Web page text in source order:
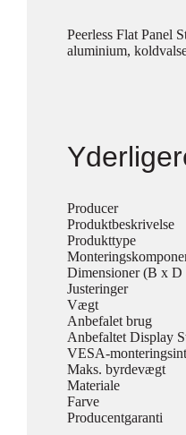
Peerless Flat Panel
aluminium,
Producer
Produktbeskrivelse
Produkttype
Dimensioner (B x
Justeringer
Vægt
Anbefalet brug
Anbefaltet Display
VESA-
Maks. byrdevægt
Materiale
Farve
Producentgaranti